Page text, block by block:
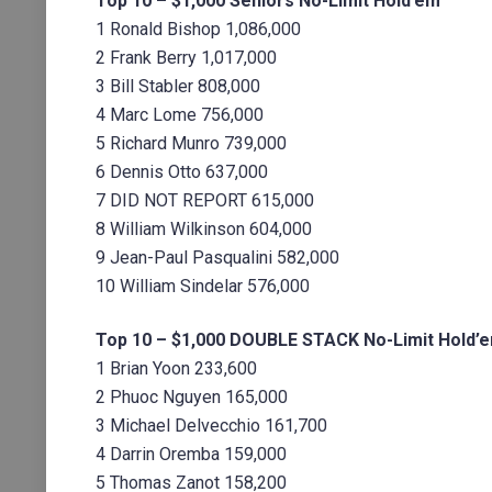
1 Ronald Bishop 1,086,000
2 Frank Berry 1,017,000
3 Bill Stabler 808,000
4 Marc Lome 756,000
5 Richard Munro 739,000
6 Dennis Otto 637,000
7 DID NOT REPORT 615,000
8 William Wilkinson 604,000
9 Jean-Paul Pasqualini 582,000
10 William Sindelar 576,000
Top 10 – $1,000 DOUBLE STACK No-Limit
1 Brian Yoon 233,600
2 Phuoc Nguyen 165,000
3 Michael Delvecchio 161,700
4 Darrin Oremba 159,000
5 Thomas Zanot 158,200